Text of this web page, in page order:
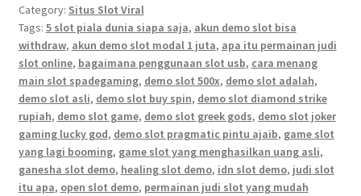
Category: Situs Slot Viral
Tags: 5 slot piala dunia siapa saja, akun demo slot bisa
withdraw, akun demo slot modal 1 juta, apa itu permainan judi
slot online, bagaimana penggunaan slot usb, cara menang
main slot spadegaming, demo slot 500x, demo slot adalah,
demo slot asli, demo slot buy spin, demo slot diamond strike
rupiah, demo slot game, demo slot greek gods, demo slot joker
gaming lucky god, demo slot pragmatic pintu ajaib, game slot
yang lagi booming, game slot yang menghasilkan uang asli,
ganesha slot demo, healing slot demo, idn slot demo, judi slot
itu apa, open slot demo, permainan judi slot yang mudah